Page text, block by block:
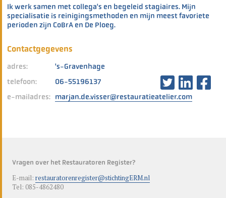
Ik werk samen met collega's en begeleid stagiaires. Mijn
specialisatie is reinigingsmethoden en mijn meest favoriete
perioden zijn CoBrA en De Ploeg.
Contactgegevens
adres:
's-Gravenhage
telefoon:
06-55196137
e-mailadres: marjan.de.visser@restauratieatelier.com
Vragen over het Restauratoren Register?
E-mail: restauratorenregister@stichtingERM.nl
Tel: 085-4862480